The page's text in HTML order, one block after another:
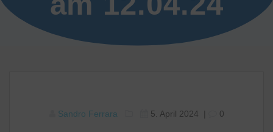
Sandro Ferrara 5. April 2024 | 0